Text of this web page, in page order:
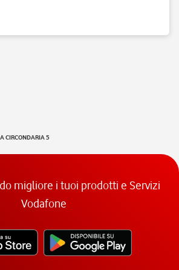
CIRCONDARIA 5
migliore i tuoi prodotti e Servizi
Vodafone